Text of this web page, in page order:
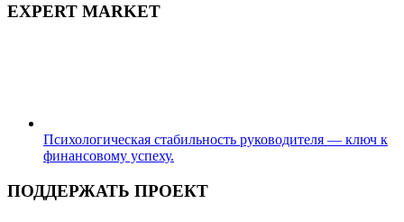
EXPERT MARKET
Психологическая стабильность руководителя — ключ к
финансовому успеху.
ПОДДЕРЖАТЬ ПРОЕКТ